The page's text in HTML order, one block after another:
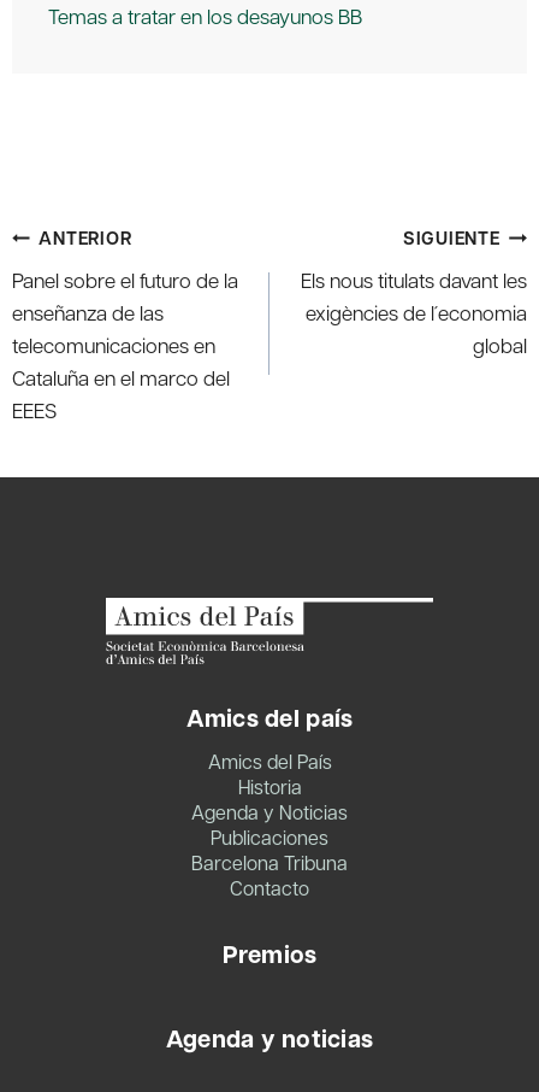
Temas a tratar en los desayunos BB
Navegación
de
entradas
ANTERIOR
Panel sobre el futuro de la
enseñanza de las
telecomunicaciones en
Cataluña en el marco del
EEES
SIGUIENTE
Els nous titulats davant les
exigències de l´economia
global
Amics del país
Amics del País
Historia
Agenda y Noticias
Publicaciones
Barcelona Tribuna
Contacto
Premios
Agenda y noticias